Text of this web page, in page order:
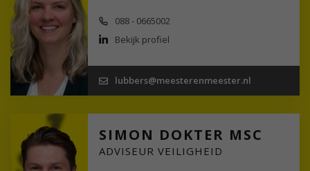
088 - 0665002
Bekijk profiel
lubbers@meesterenmeester.nl
SIMON DOKTER MSC
ADVISEUR VEILIGHEID